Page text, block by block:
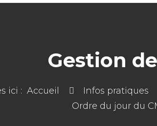
Gestion
ici : Accueil Infos pratiques
Ordre du jour du